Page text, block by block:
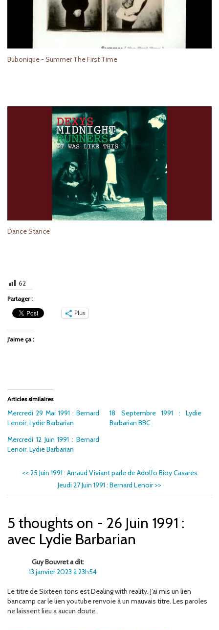
Bubonique - Summer The First Time
Dance Stance
62
Partager :
Plus
J’aime ça :
Articles similaires
Mercredi 29 Mai 1991 : Bernard
Lenoir, Lydie Barbarian
18 Septembre 1991 : Lydie
Barbarian BBC
Mercredi 12 Juin 1991 : Bernard
Lenoir, Lydie Barbarian
<< 25 Juin 1991 : Arnaud Viviant parle de Adolfo Bioy Casares
Jeudi 27 Juin 1991 : Bernard Lenoir>>
5 thoughts on - 26 Juin 1991 :
avec Lydie Barbarian
Guy Bouvret a dit:
13 janvier 2023 à 23h54
Le titre de Sixteen tons est Dealing with reality. J’ai mis un lien
bancamp car le lien youtube renvoie à un mauvais titre. Les paroles
ne laissent lieu a aucun doute.